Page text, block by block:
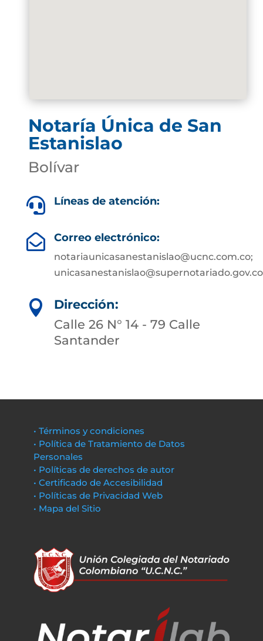
Notaría Única de San
Estanislao
Bolívar
 Líneas de atención:
 Correo electrónico:
notariaunicasanestanislao@ucnc.com.co;
unicasanestanislao@supernotariado.gov.co

Dirección:
Calle 26 N° 14 - 79 Calle
Santander
• Términos y condiciones
• Política de Tratamiento de Datos
Personales
• Políticas de derechos de autor
• Certificado de Accesibilidad
• Políticas de Privacidad Web
• Mapa del Sitio